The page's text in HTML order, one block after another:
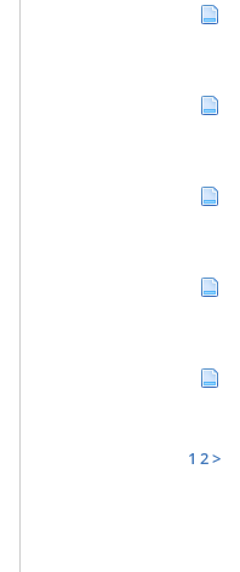
1 2>